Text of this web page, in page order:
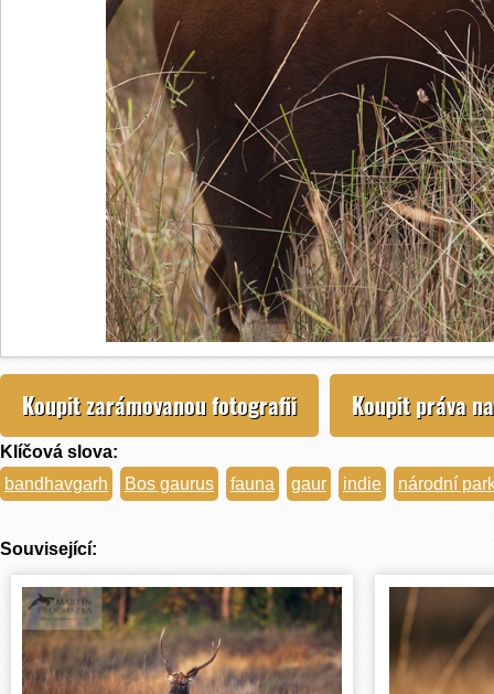
Koupit zarámovanou fotografii Koupit práva
Klíčová slova:
bandhavgarh
Bos gaurus fauna gaur indie národní
Související: